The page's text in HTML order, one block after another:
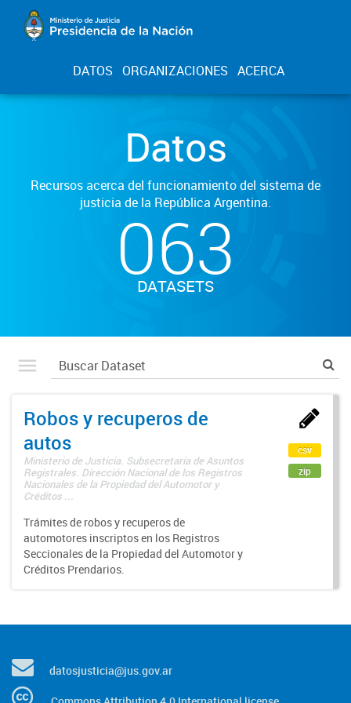
DATOS ORGANIZACIONES ACERCA
Datos
Recursos acerca del funcionamiento del sistema de
justicia de la República Argentina.
063
DATASETS
Robos y recuperos de
autos
Ministerio de Justicia. Subsecretaría de Asuntos
Registrales. Dirección Nacional de los Registros
Nacionales de la Propiedad del Automotor y
Créditos ...
Trámites de robos y recuperos de
automotores inscriptos en los Registros
Seccionales de la Propiedad del Automotor y
Créditos Prendarios.
csv
zip
datosjusticia@jus.gov.ar